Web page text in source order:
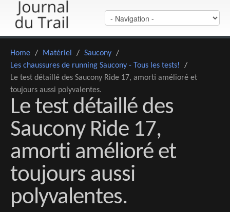
Home / Matériel / Saucony /
Les chaussures de running Saucony - Tous les tests!
/
Le test détaillé des Saucony Ride 17, amorti amélioré et
toujours aussi polyvalentes.
Le test détaillé des
Saucony Ride 17,
amorti amélioré et
toujours aussi
polyvalentes.